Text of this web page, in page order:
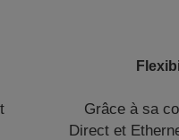
Grâce à sa
Direct et